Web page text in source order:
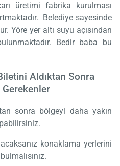
üretimi fabrika kurulması
Belediye sayesinde
Yöre yer altı suyu açısından
Bedir baba bu
Aldıktan Sonra
sonra bölgeyi daha yakın
konaklama yerlerini